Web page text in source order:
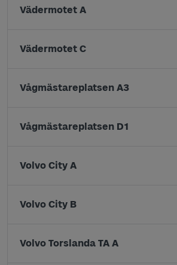
Vädermotet A
Vädermotet C
Vågmästareplatsen A3
Vågmästareplatsen D1
Volvo City A
Volvo City B
Volvo Torslanda TA A